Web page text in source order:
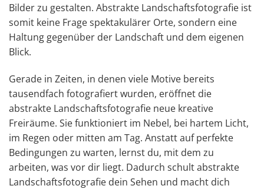
Bilder zu gestalten. Abstrakte Landschaftsfotografie ist
somit keine Frage spektakulärer Orte, sondern eine
Haltung gegenüber der Landschaft und dem eigenen
Blick.
Gerade in Zeiten, in denen viele Motive bereits
tausendfach fotografiert wurden, eröffnet die
abstrakte Landschaftsfotografie neue kreative
Freiräume. Sie funktioniert im Nebel, bei hartem Licht,
im Regen oder mitten am Tag. Anstatt auf perfekte
Bedingungen zu warten, lernst du, mit dem zu
arbeiten, was vor dir liegt. Dadurch schult abstrakte
Landschaftsfotografie dein Sehen und macht dich